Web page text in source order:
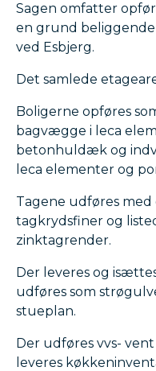
Sagen omfatter
en grund
ved Esbjerg.
Det samlede
Boligerne opføres
bagvægge i leca
betonhuldæk og
leca elementer og
Tagene udføres
tagkrydsfiner og
zinktagrender.
Der leveres og
udføres som
stueplan.
Der udføres vvs-
leveres